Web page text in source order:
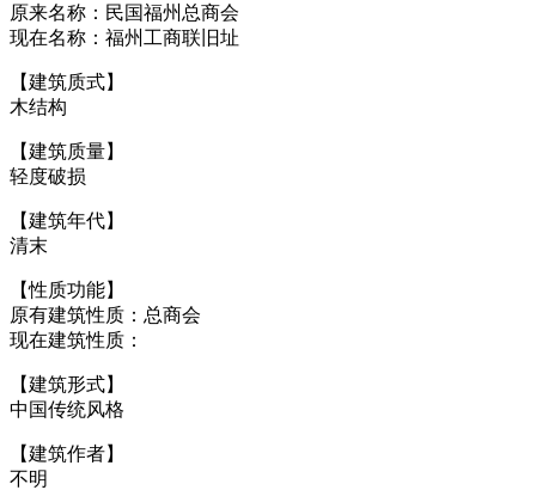
原来名称：民国福州总商会
现在名称：福州工商联旧址
【建筑质式】
木结构
【建筑质量】
轻度破损
【建筑年代】
清末
【性质功能】
原有建筑性质：总商会
现在建筑性质：
【建筑形式】
中国传统风格
【建筑作者】
不明